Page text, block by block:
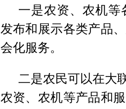
一是农资、农机
发布和展示各类产品
会化服务。
二是农民可以在大
农资、农机等产品和